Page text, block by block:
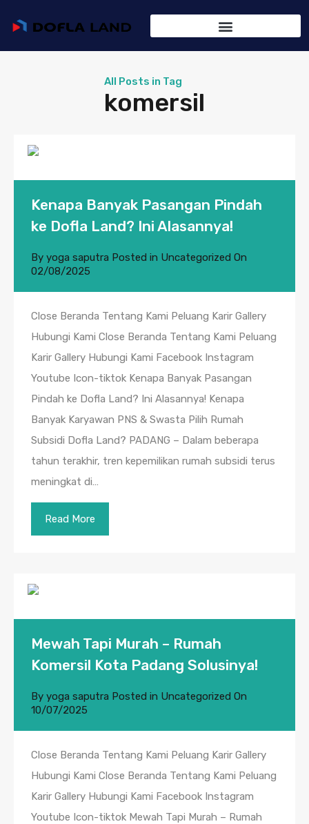
All Posts in Tag
komersil
Kenapa Banyak Pasangan Pindah
ke Dofla Land? Ini Alasannya!
By yoga saputra Posted in Uncategorized On
02/08/2025
Close Beranda Tentang Kami Peluang Karir Gallery
Hubungi Kami Close Beranda Tentang Kami Peluang
Karir Gallery Hubungi Kami Facebook Instagram
Youtube Icon-tiktok Kenapa Banyak Pasangan
Pindah ke Dofla Land? Ini Alasannya! Kenapa
Banyak Karyawan PNS & Swasta Pilih Rumah
Subsidi Dofla Land? PADANG – Dalam beberapa
tahun terakhir, tren kepemilikan rumah subsidi terus
meningkat di…
Read More
Mewah Tapi Murah – Rumah
Komersil Kota Padang Solusinya!
By yoga saputra Posted in Uncategorized On
10/07/2025
Close Beranda Tentang Kami Peluang Karir Gallery
Hubungi Kami Close Beranda Tentang Kami Peluang
Karir Gallery Hubungi Kami Facebook Instagram
Youtube Icon-tiktok Mewah Tapi Murah – Rumah